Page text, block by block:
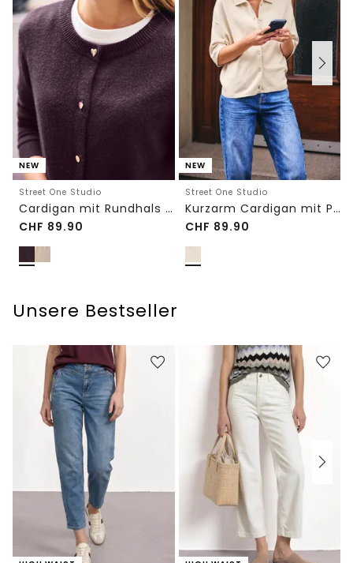
NEW
Street One Studio
Cardigan mit Rundhals und Knöpfen
CHF 89.90
NEW
Street One Studio
Kurzarm Cardigan mit Polokragen
CHF 89.90
Unsere Bestseller